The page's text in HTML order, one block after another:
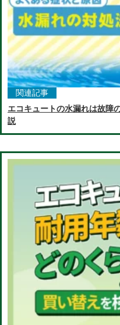
関連記事
エコキュートの水漏れは故障
説